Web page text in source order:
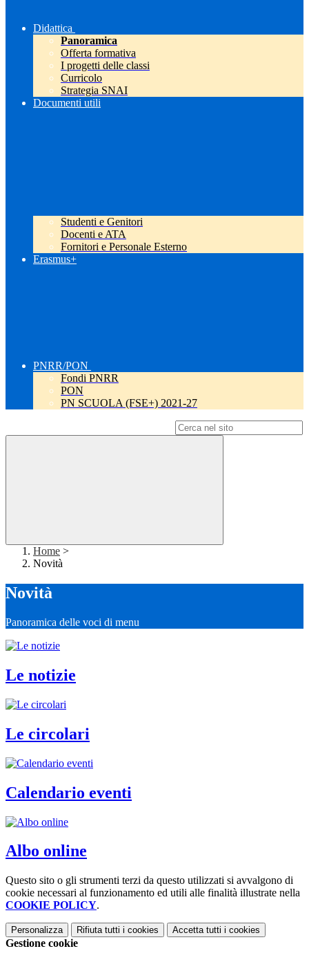
Didattica
Panoramica
Offerta formativa
I progetti delle classi
Curricolo
Strategia SNAI
Documenti utili
Studenti e Genitori
Docenti e ATA
Fornitori e Personale Esterno
Erasmus+
PNRR/PON
Fondi PNRR
PON
PN SCUOLA (FSE+) 2021-27
Home >
Novità
Novità
Panoramica delle voci di menu
Le notizie
Le circolari
Calendario eventi
Albo online
Questo sito o gli strumenti terzi da questo utilizzati si avvalgono di
cookie necessari al funzionamento ed utili alle finalità illustrate nella
COOKIE POLICY.
Personalizza Rifiuta tutti i cookies Accetta tutti i cookies
Gestione cookie